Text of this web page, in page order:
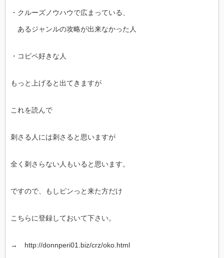
・クルーズノウハウで広まっている、
あるジャンルの攻略が出来なかった人
・コピペ好きな人
もっと上げると出てきますが
これを読んで
刺さる人には刺さると思いますが
全く刺さらない人もいると思います。
ですので、もしピンっと来た方だけ
こちらに登録しておいて下さい。
→ http://donnperi01.biz/crz/oko.html